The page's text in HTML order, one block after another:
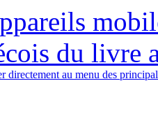
du livre
directement au menu des